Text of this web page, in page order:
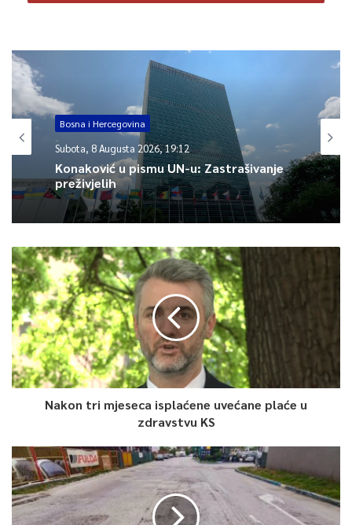
0
Article Rating
Bosna i Hercegovina
Subota, 8 Augusta 2026, 19:12
Konaković u pismu UN-u: Zastrašivanje
preživjelih
Nakon tri mjeseca isplaćene uvećane plaće u
zdravstvu KS